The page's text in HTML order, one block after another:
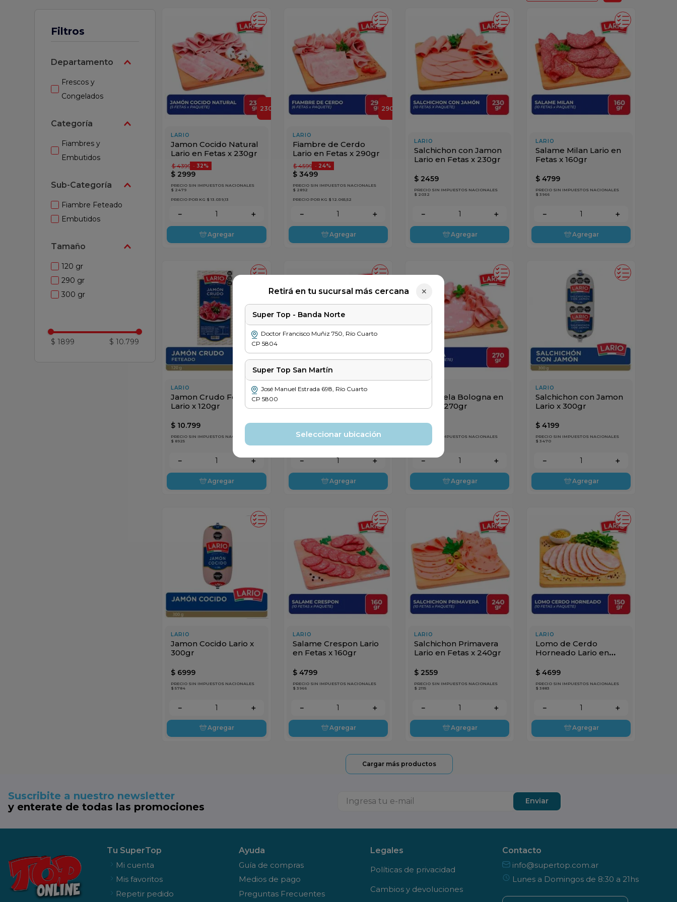
Retirá en tu sucursal más cercana ✕
Super Top - Banda Norte
Doctor Francisco Muñiz 750, Río Cuarto
CP 5804
Super Top San Martín
José Manuel Estrada 698, Río Cuarto
CP 5800
Seleccionar ubicación
Filtros
Departamento
Frescos y
Congelados
Categoría
Fiambres y
Embutidos
Sub-Categoría
Fiambre Feteado
Embutidos
Tamaño
120 gr
290 gr
300 gr
$ 1899 $ 10.799
230
LARIO
Jamon Cocido Natural
Lario en Fetas x 230gr
$ 2999
$ 4399 - 32%
PRECIO SIN IMPUESTOS NACIONALES
$ 2479
PRECIO POR KG $ 13.039,13
＋
－
Agregar
290
LARIO
Fiambre de Cerdo
Lario en Fetas x 290gr
$ 3499
$ 4599 - 24%
PRECIO SIN IMPUESTOS NACIONALES
$ 2892
PRECIO POR KG $ 12.065,52
＋
－
Agregar
LARIO
Salchichon con Jamon
Lario en Fetas x 230gr
$ 2459
PRECIO SIN IMPUESTOS NACIONALES
$ 2032
＋
－
Agregar
LARIO
Salame Milan Lario en
Fetas x 160gr
$ 4799
PRECIO SIN IMPUESTOS NACIONALES
$ 3966
＋
－
Agregar
LARIO
Jamon Crudo Feteado
Lario x 120gr
$ 10.799
PRECIO SIN IMPUESTOS NACIONALES
$ 8925
＋
－
Agregar
LARIO
Fetas x 140gr
$ 5199
PRECIO SIN IMPUESTOS NACIONALES
＋
－
Agregar
Mortadela Bologna en
Fetas x 270gr
$ 3299
PRECIO SIN IMPUESTOS NACIONALES
＋
－
Agregar
LARIO
Salchichon con Jamon
Lario x 300gr
$ 4199
PRECIO SIN IMPUESTOS NACIONALES
$ 3470
＋
－
Agregar
LARIO
Jamon Cocido Lario x
300gr
$ 6999
PRECIO SIN IMPUESTOS NACIONALES
$ 5784
＋
－
Agregar
LARIO
Salame Crespon Lario
en Fetas x 160gr
$ 4799
PRECIO SIN IMPUESTOS NACIONALES
$ 3966
＋
－
Agregar
LARIO
Salchichon Primavera
Lario en Fetas x 240gr
$ 2559
PRECIO SIN IMPUESTOS NACIONALES
$ 2115
＋
－
Agregar
LARIO
Lomo de Cerdo
Horneado Lario en
$ 4699
PRECIO SIN IMPUESTOS NACIONALES
$ 3883
＋
－
Agregar
Suscribite a nuestro newsletter
y enterate de todas las promociones
Enviar
Tu SuperTop
Mi cuenta
Mis favoritos
Repetir pedido
Ayuda
Guía de compras
Medios de pago
Preguntas Frecuentes
Legales
Políticas de privacidad
Cambios y devoluciones
Contacto
info@supertop.com.ar
Lunes a Domingos de 8:30 a 21hs